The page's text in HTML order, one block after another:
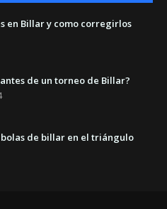
en Billar y como corregirlos
de un torneo de Billar?
bolas de billar en el triángulo